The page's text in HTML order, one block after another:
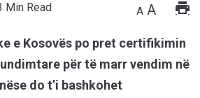
Min Read A A
e Kosovës po pret certifikimin
për të marr vendim në
do t’i bashkohet